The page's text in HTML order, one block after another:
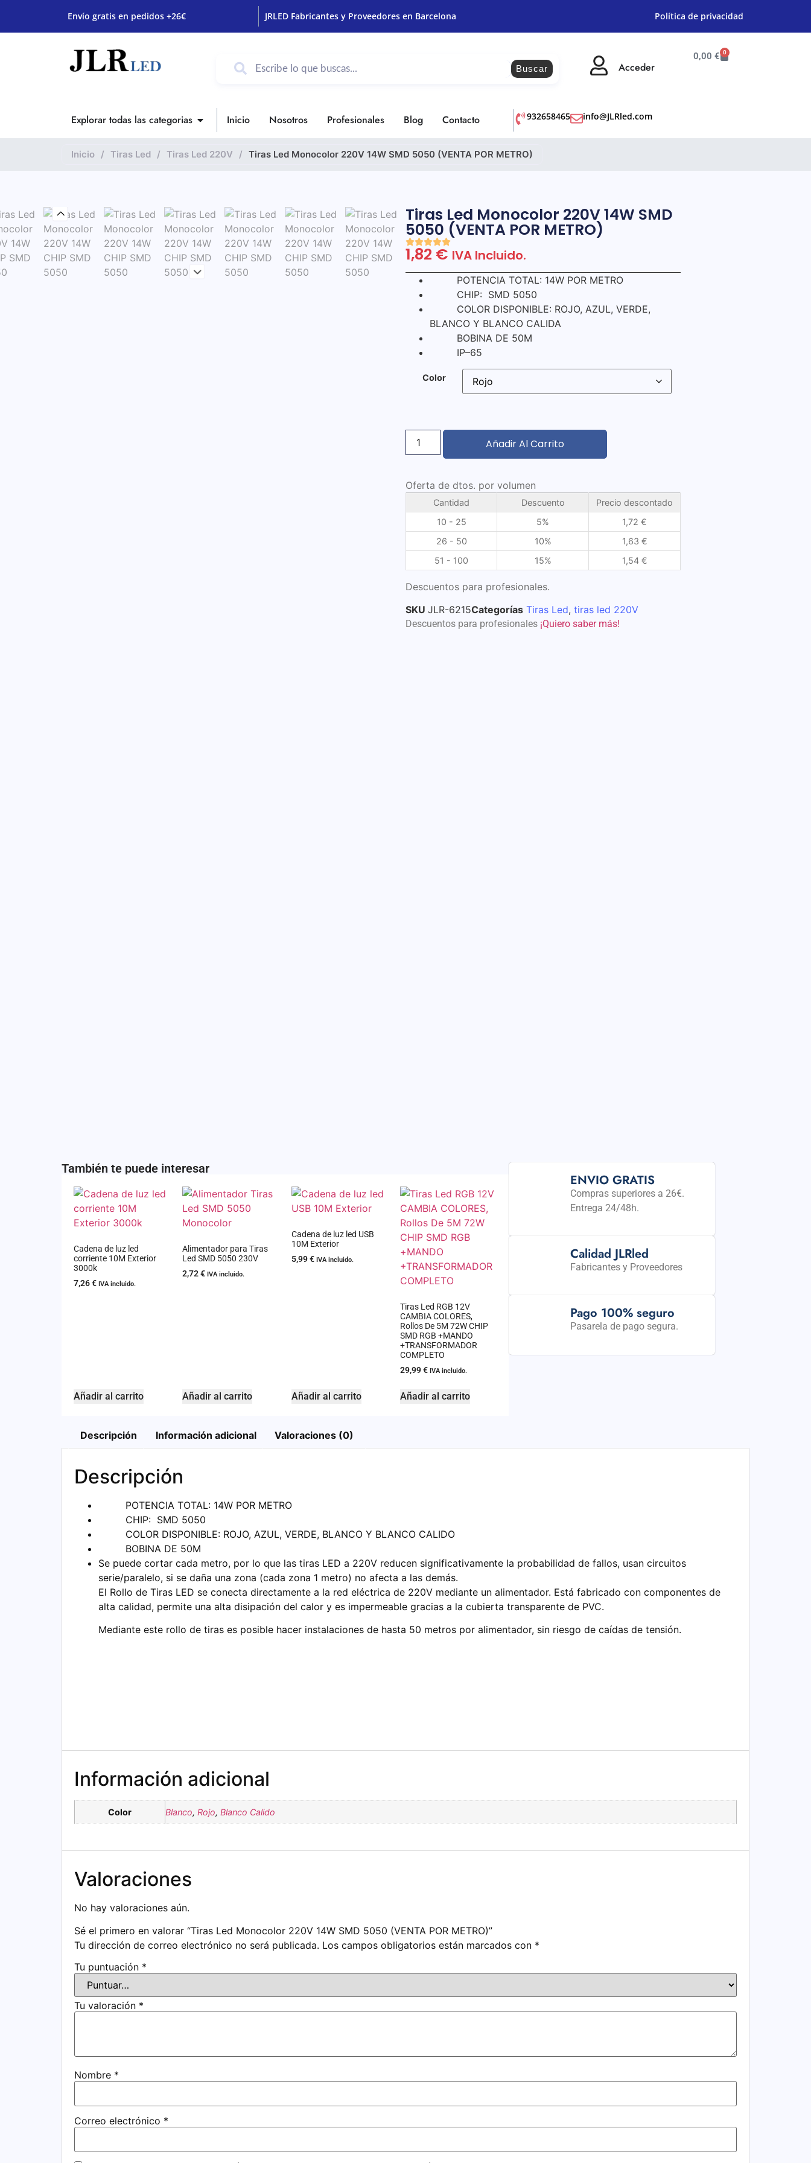
Envío gratis en pedidos +26€ JRLED Fabricantes y Proveedores en Barcelona Política de privacidad
Buscar Acceder
0,00 € 0
Explorar todas las categorias Inicio Nosotros Profesionales Blog Contacto 932658465 info@JLRled.com
Inicio / Tiras Led / Tiras Led 220V / Tiras Led Monocolor 220V 14W SMD 5050 (VENTA POR METRO)
Tiras Led Monocolor 220V 14W SMD
5050 (VENTA POR METRO)
1,82 € IVA Incluido.
POTENCIA TOTAL: 14W POR METRO
CHIP: SMD 5050
COLOR DISPONIBLE: ROJO, AZUL, VERDE,
BLANCO Y BLANCO CALIDA
BOBINA DE 50M
IP–65
Color
Añadir Al Carrito
Oferta de dtos. por volumen
Cantidad Descuento
Precio descontado
10 - 25
5% 1,72 €
26 - 50
10% 1,63 €
51 - 100
15% 1,54 €
Descuentos para profesionales.
SKU JLR-6215Categorías Tiras Led, tiras led 220V
Descuentos para profesionales ¡Quiero saber más!
También te puede interesar
Cadena de luz led
corriente 10M Exterior
3000k
7,26€ IVA incluido.
Añadir al carrito
Alimentador para Tiras
Led SMD 5050 230V
2,72€ IVA incluido.
Añadir al carrito
Cadena de luz led USB
10M Exterior
5,99€ IVA incluido.
Añadir al carrito
Tiras Led RGB 12V
CAMBIA COLORES,
Rollos De 5M 72W CHIP
SMD RGB +MANDO
+TRANSFORMADOR
COMPLETO
29,99€ IVA incluido.
Añadir al carrito
ENVIO GRATIS
Compras superiores a 26€.
Entrega 24/48h.
Calidad JLRled
Fabricantes y Proveedores
Pago 100% seguro
Pasarela de pago segura.
Descripción Información adicional Valoraciones (0)
Descripción
POTENCIA TOTAL: 14W POR METRO
CHIP: SMD 5050
COLOR DISPONIBLE: ROJO, AZUL, VERDE, BLANCO Y BLANCO CALIDO
BOBINA DE 50M
Se puede cortar cada metro, por lo que las tiras LED a 220V reducen significativamente la probabilidad de fallos, usan circuitos
serie/paralelo, si se daña una zona (cada zona 1 metro) no afecta a las demás.
El Rollo de Tiras LED se conecta directamente a la red eléctrica de 220V mediante un alimentador. Está fabricado con componentes de
alta calidad, permite una alta disipación del calor y es impermeable gracias a la cubierta transparente de PVC.
Mediante este rollo de tiras es posible hacer instalaciones de hasta 50 metros por alimentador, sin riesgo de caídas de tensión.
Información adicional
Color Blanco, Rojo, Blanco Calido
Valoraciones
No hay valoraciones aún.
Sé el primero en valorar “Tiras Led Monocolor 220V 14W SMD 5050 (VENTA POR METRO)”
Tu dirección de correo electrónico no será publicada. Los campos obligatorios están marcados con *
Tu puntuación *
Tu valoración *
Nombre *
Correo electrónico *